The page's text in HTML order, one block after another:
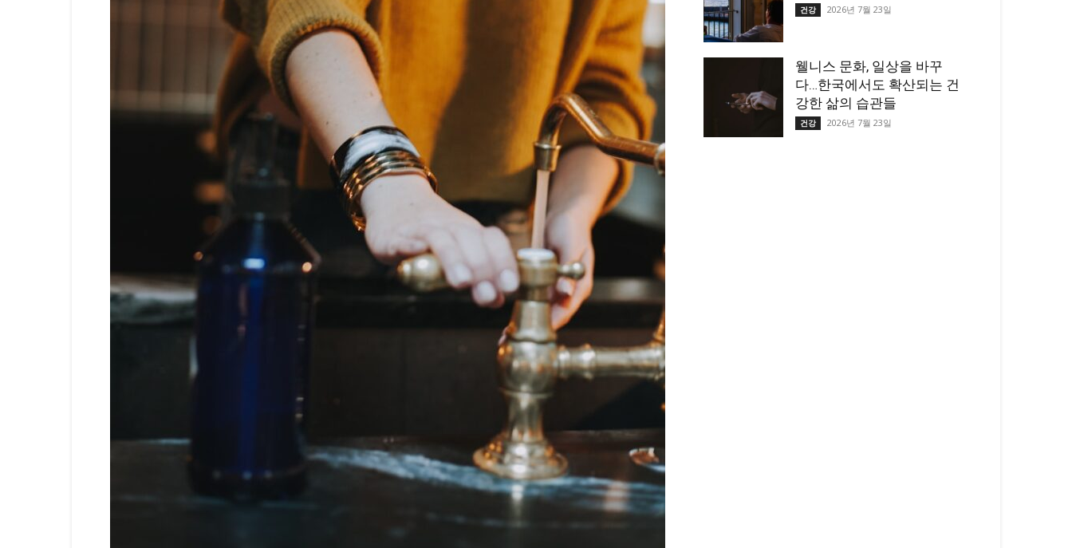
건강 2026년 7월 23일
웰니스 문화, 일상을 바꾸
다…한국에서도 확산되는 건
강한 삶의 습관들
건강 2026년 7월 23일